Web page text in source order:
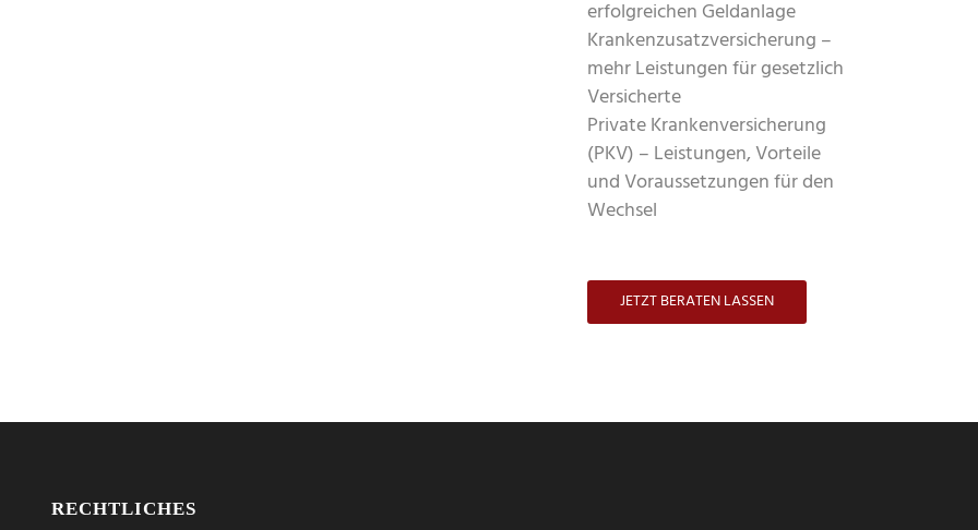
erfolgreichen Geldanlage
Krankenzusatzversicherung –
mehr Leistungen für gesetzlich
Versicherte
Private Krankenversicherung
(PKV) – Leistungen, Vorteile
und Voraussetzungen für den
Wechsel
JETZT BERATEN LASSEN
RECHTLICHES